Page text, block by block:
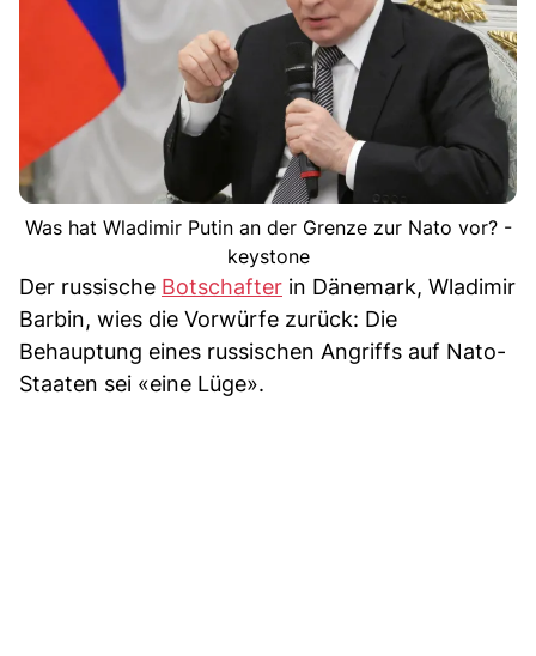
Was hat Wladimir Putin an der Grenze zur Nato vor? -
keystone
Der russische Botschafter in Dänemark, Wladimir
Barbin, wies die Vorwürfe zurück: Die
Behauptung eines russischen Angriffs auf Nato-
Staaten sei «eine Lüge».